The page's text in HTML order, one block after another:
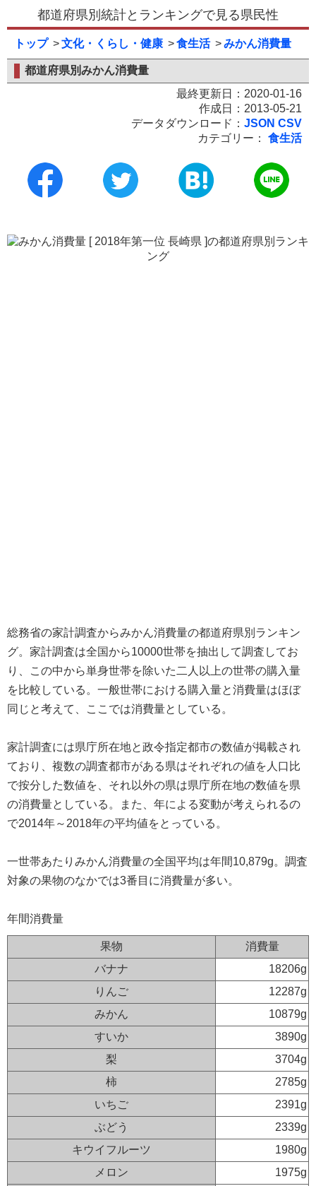
都道府県別統計とランキングで見る県民性
トップ 文化・くらし・健康 食生活 みかん消費量
都道府県別みかん消費量
最終更新日：2020-01-16
作成日：2013-05-21
データダウンロード： JSON CSV
カテゴリー：
食生活
総務省の家計調査からみかん消費量の都道府県別ランキン
グ。家計調査は全国から10000世帯を抽出して調査してお
り、この中から単身世帯を除いた二人以上の世帯の購入量
を比較している。一般世帯における購入量と消費量はほぼ
同じと考えて、ここでは消費量としている。
家計調査には県庁所在地と政令指定都市の数値が掲載され
ており、複数の調査都市がある県はそれぞれの値を人口比
で按分した数値を、それ以外の県は県庁所在地の数値を県
の消費量としている。また、年による変動が考えられるの
で2014年～2018年の平均値をとっている。
一世帯あたりみかん消費量の全国平均は年間10,879g。調査
対象の果物のなかでは3番目に消費量が多い。
年間消費量
果物
消費量
バナナ
18206g
りんご
12287g
みかん
10879g
すいか
3890g
梨
3704g
柿
2785g
いちご
2391g
ぶどう
2339g
キウイフルーツ
1980g
メロン
1975g